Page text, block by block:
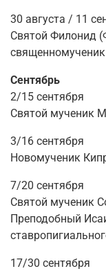
30 августа / 11
Святой Филонид
священномученик
Сентябрь
2/15 сентября
Святой мученик
3/16 сентября
Новомученик
7/20 сентября
Святой мученик
Преподобный
17/30 сентября